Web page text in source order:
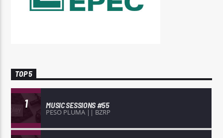
TOP 5
1 MUSIC SESSIONS #55
PESO PLUMA || BZRP